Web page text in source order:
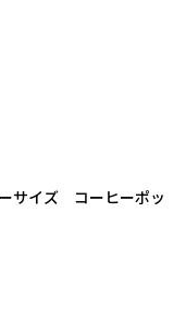
サイズ コーヒーポッ